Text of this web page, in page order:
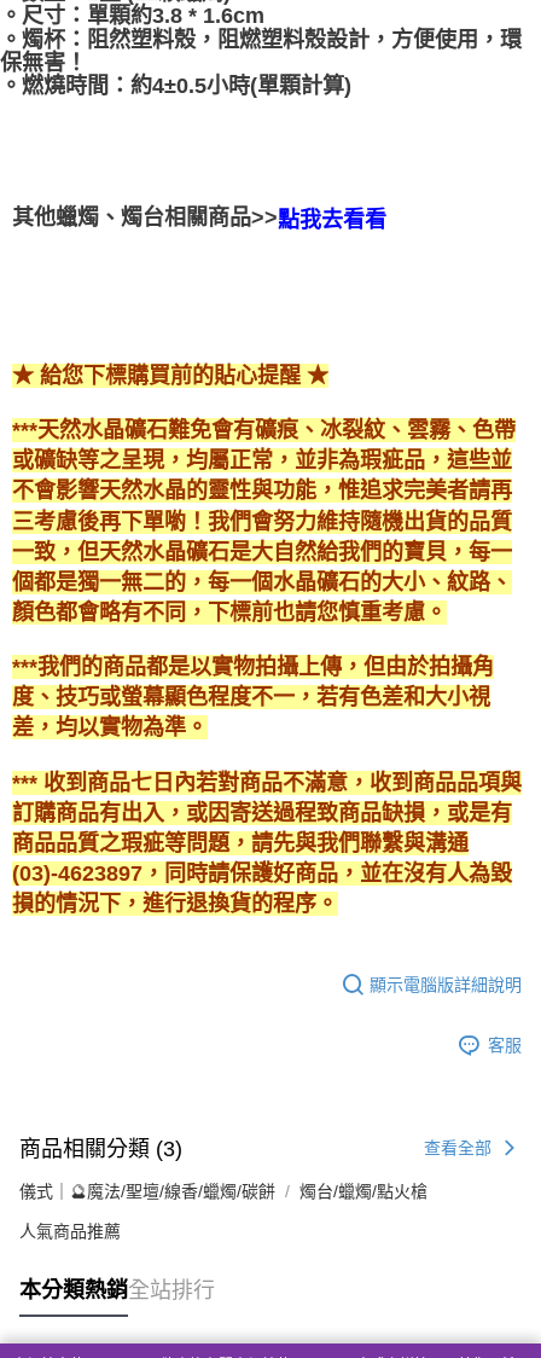
。尺寸：單顆約3.8 * 1.6cm
。燭杯：阻然塑料殼，阻燃塑料殼設計，方便使用，環
保無害！
。燃燒時間：約4±0.5小時(單顆計算)
其他蠟燭、燭台相關商品>>點我去看看
★ 給您下標購買前的貼心提醒 ★
***天然水晶礦石難免會有礦痕、冰裂紋、雲霧、色帶
或礦缺等之呈現，均屬正常，並非為瑕疵品，這些並
不會影響天然水晶的靈性與功能，惟追求完美者請再
三考慮後再下單喲！我們會努力維持隨機出貨的品質
一致，但天然水晶礦石是大自然給我們的寶貝，每一
個都是獨一無二的，每一個水晶礦石的大小、紋路、
顏色都會略有不同，下標前也請您慎重考慮。
***我們的商品都是以實物拍攝上傳，但由於拍攝角
度、技巧或螢幕顯色程度不一，若有色差和大小視
差，均以實物為準。
*** 收到商品七日內若對商品不滿意，收到商品品項與
訂購商品有出入，或因寄送過程致商品缺損，或是有
商品品質之瑕疵等問題，請先與我們聯繫與溝通
(03)-4623897，同時請保護好商品，並在沒有人為毀
損的情況下，進行退換貨的程序。
顯示電腦版詳細說明
客服
商品相關分類 (3) 查看全部
儀式｜🔮魔法/聖壇/線香/蠟燭/碳餅 燭台/蠟燭/點火槍
人氣商品推薦
本分類熱銷全站排行